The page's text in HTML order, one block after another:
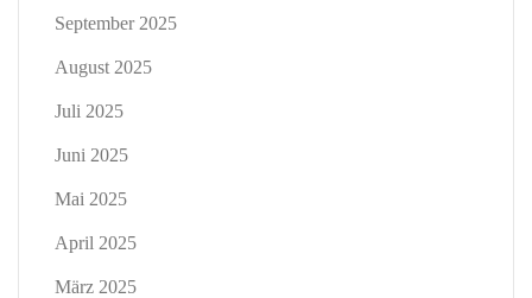
September 2025
August 2025
Juli 2025
Juni 2025
Mai 2025
April 2025
März 2025